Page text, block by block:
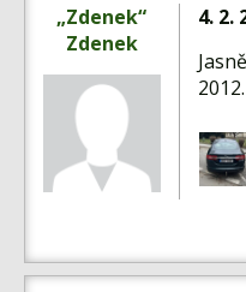
Naše vozy
Akce
Inzerce
Fórum
Kontakt
„Zdenek“
Zdenek
4. 2.